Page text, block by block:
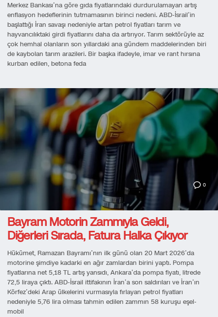
Merkez Bankası’na göre gıda fiyatlarındaki durdurulamayan artış
enflasyon hedeflerinin tutmamasının birinci nedeni. ABD-İsrail’in
başlattığı İran savaşı nedeniyle artan petrol fiyatları tarım ve
hayvancılıktaki girdi fiyatlarını daha da artırıyor. Tarım sektörüyle az
çok hemhal olanların son yıllardaki ana gündem maddelerinden biri
de kaybolan tarım arazileri. Bir başka ifadeyle, imar ve rant hırsına
kurban edilen, betona feda
0
Bayram Motorin Zammıyla Geldi,
Diğerleri Sırada, Fatura Halka Çıkıyor
Hükümet, Ramazan Bayramı’nın ilk günü olan 20 Mart 2026’da
motorine şimdiye kadarki en ağır zamlardan birini yaptı. Pompa
fiyatlarına net 5,18 TL artış yansıdı, Ankara’da pompa fiyatı, litrede
72,5 liraya çıktı. ABD-İsrail ittifakının İran’a son saldırıları ve İran’ın
Körfez’deki Arap ülkelerini vurmasıyla fırlayan petrol fiyatları
nedeniyle 5,76 lira olması tahmin edilen zammın 58 kuruşu eşel-
mobil